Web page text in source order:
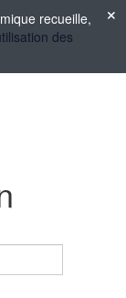
recueille,
des